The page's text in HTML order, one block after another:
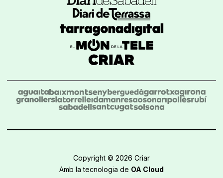
Copyright © 2026 Criar
Amb la tecnologia de OA Cloud